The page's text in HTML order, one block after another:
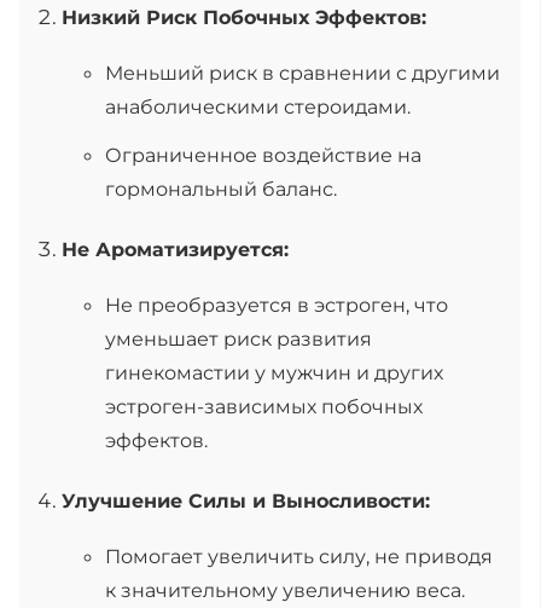
Низкий Риск Побочных Эффектов:
Меньший риск в сравнении с другими
анаболическими стероидами.
Ограниченное воздействие на
гормональный баланс.
Не Ароматизируется:
Не преобразуется в эстроген, что
уменьшает риск развития
гинекомастии у мужчин и других
эстроген-зависимых побочных
эффектов.
Улучшение Силы и Выносливости:
Помогает увеличить силу, не приводя
к значительному увеличению веса.